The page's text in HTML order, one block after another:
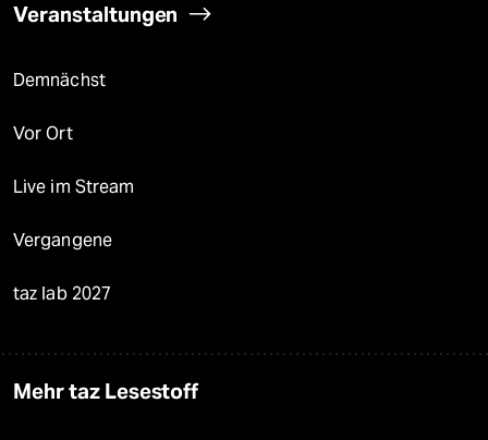
Veranstaltungen
Demnächst
Vor Ort
Live im Stream
Vergangene
taz lab 2027
Mehr taz Lesestoff